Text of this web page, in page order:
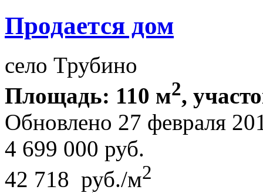
Продается дом
село Трубино
Площадь: 110 м2,
Обновлено 27 февраля
4 699 000 руб.
42 718 руб./м2